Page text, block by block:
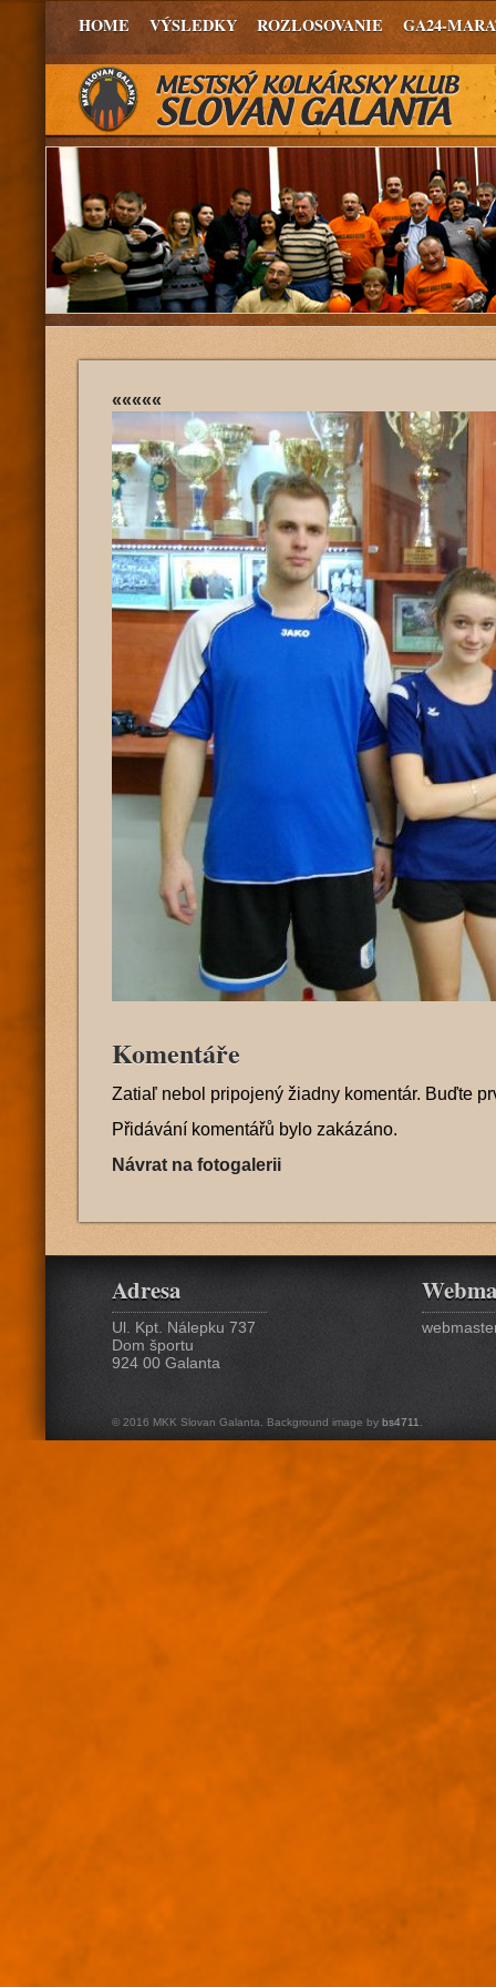
HOME VÝSLEDKY ROZLOSOVANIE GA24-
«««««
Komentáře
Zatiaľ nebol pripojený žiadny komentár. Buďte
Přidávání komentářů bylo zakázáno.
Návrat na fotogalerii
Adresa
Ul. Kpt. Nálepku 737
Dom športu
924 00 Galanta
© 2016 MKK Slovan Galanta. Background image by bs4711